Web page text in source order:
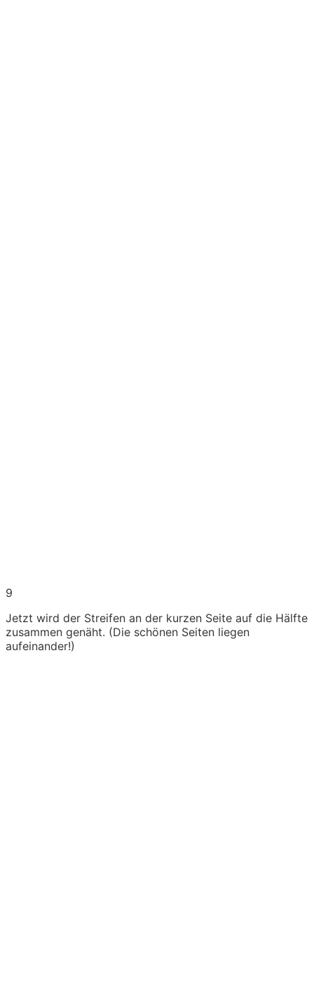
9
Jetzt wird der Streifen an der kurzen Seite auf die Hälfte
zusammen genäht. (Die schönen Seiten liegen
aufeinander!)